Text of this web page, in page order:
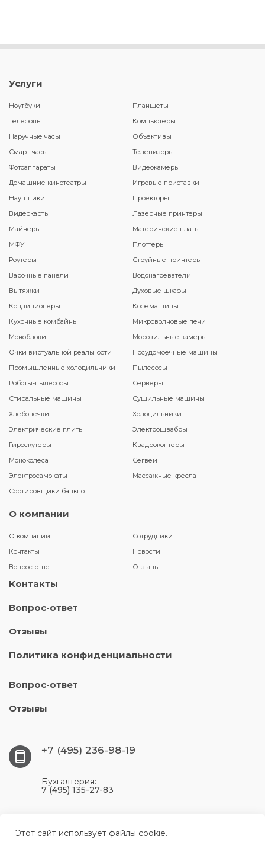
Услуги
Ноутбуки
Планшеты
Телефоны
Компьютеры
Наручные часы
Объективы
Смарт-часы
Телевизоры
Фотоаппараты
Видеокамеры
Домашние кинотеатры
Игровые приставки
Наушники
Проекторы
Видеокарты
Лазерные принтеры
Майнеры
Материнские платы
МФУ
Плоттеры
Роутеры
Струйные принтеры
Варочные панели
Водонагреватели
Вытяжки
Духовые шкафы
Кондиционеры
Кофемашины
Кухонные комбайны
Микроволновые печи
Моноблоки
Морозильные камеры
Очки виртуальной реальности
Посудомоечные машины
Промышленные холодильники
Пылесосы
Роботы-пылесосы
Серверы
Стиральные машины
Сушильные машины
Хлебопечки
Холодильники
Электрические плиты
Электрошвабры
Гироскутеры
Квадрокоптеры
Моноколеса
Сегвеи
Электросамокаты
Массажные кресла
Сортировщики банкнот
О компании
О компании
Сотрудники
Контакты
Новости
Вопрос-ответ
Отзывы
Контакты
Вопрос-ответ
Отзывы
Политика конфиденциальности
Вопрос-ответ
Отзывы
+7 (495) 236-98-19
Бухгалтерия:
7 (495) 135-27-83
этаж, комната 204
Этот сайт использует файлы cookie.